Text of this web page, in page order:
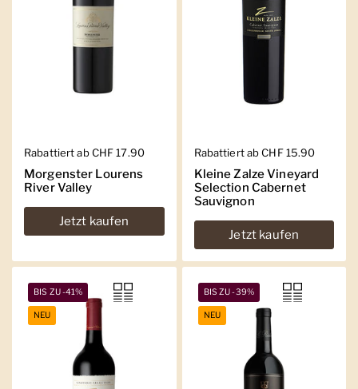
Regulärer Preis
Rabattiert ab CHF 17.90
Morgenster Lourens
River Valley
Jetzt kaufen
Regulärer Preis
Rabattiert ab CHF 15.90
Kleine Zalze Vineyard
Selection Cabernet
Sauvignon
Jetzt kaufen
BIS ZU -41%
NEU
BIS ZU -39%
NEU